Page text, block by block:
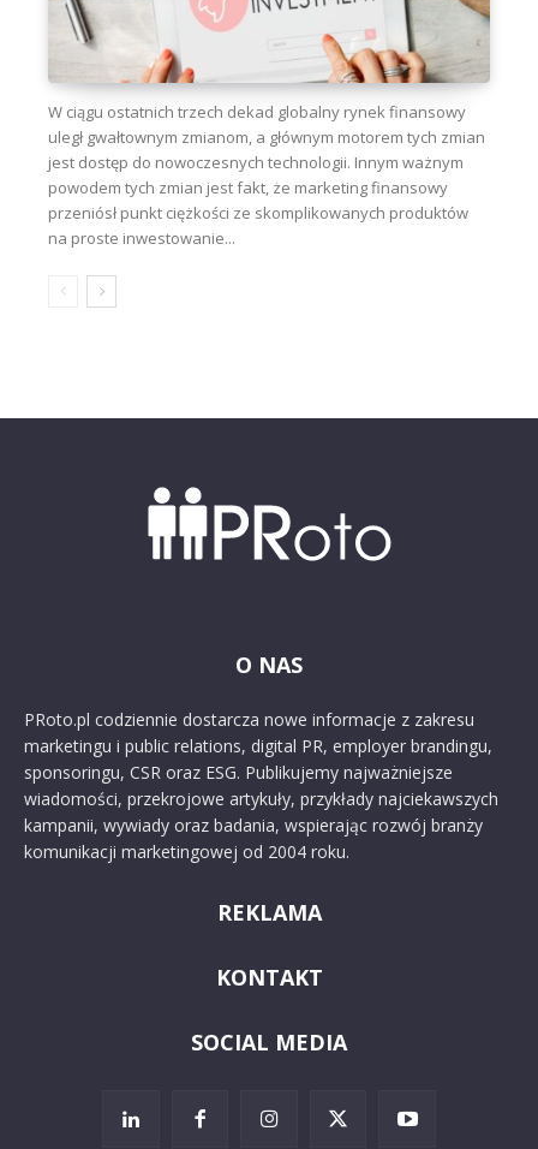
W ciągu ostatnich trzech dekad globalny rynek finansowy
uległ gwałtownym zmianom, a głównym motorem tych zmian
jest dostęp do nowoczesnych technologii. Innym ważnym
powodem tych zmian jest fakt, że marketing finansowy
przeniósł punkt ciężkości ze skomplikowanych produktów
na proste inwestowanie...
O NAS
PRoto.pl codziennie dostarcza nowe informacje z zakresu
marketingu i public relations, digital PR, employer brandingu,
sponsoringu, CSR oraz ESG. Publikujemy najważniejsze
wiadomości, przekrojowe artykuły, przykłady najciekawszych
kampanii, wywiady oraz badania, wspierając rozwój branży
komunikacji marketingowej od 2004 roku.
REKLAMA
KONTAKT
SOCIAL MEDIA